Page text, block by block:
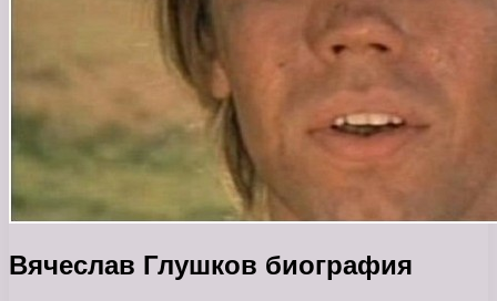
Вячеслав Глушков биография